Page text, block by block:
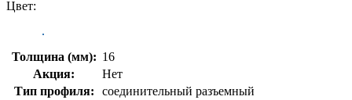
Цвет:
Толщина (мм): 16
Акция:
Нет
Тип профиля:
соединительный разъемный